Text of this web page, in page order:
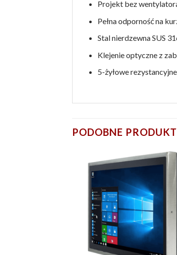
Projekt bez
Pełna odporność na
Stal nierdzewna SUS
Klejenie optyczne z
5-żyłowe
PODOBNE